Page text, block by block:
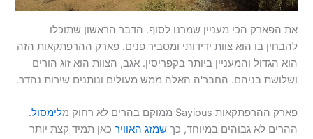
את הפארק הכי מעניין שמרנו לסוף. הדבר הראשון שתוכלו
להבחין בו הוא צוות ידידותי ומסביר פנים. פארק ההרפתקאות הזה
הוא הגדול והמעניין ביותר בקפריסין. אגב, הצוות הוא זוג הורים
ושלושת בניהם. החבר'ה האלה ממש מעולים ונותנים שירות נהדר.
פארק ההרפתקאות Sayious ממוקם בהרים לא רחוק מ לימסול.
ההרים לא גבוהים במיוחד, כךשמזג האוויר כאן תמיד קצת יותר